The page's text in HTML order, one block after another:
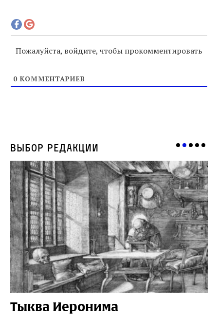
Пожалуйста, войдите, чтобы прокомментировать
0 КОММЕНТАРИЕВ
Выбор редакции
Тыква Иеронима